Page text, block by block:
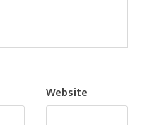
Website